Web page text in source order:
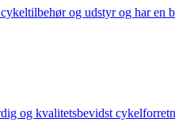
og udstyr og har en
og kvalitetsbevidst